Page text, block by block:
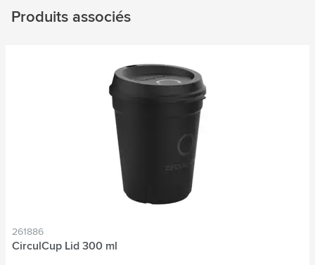
Produits associés
261886
CirculCup Lid 300 ml